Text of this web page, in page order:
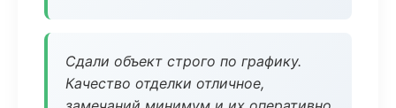
Сдали объект строго по графику.
Качество отделки отличное,